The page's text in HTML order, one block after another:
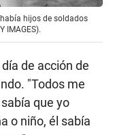
con la